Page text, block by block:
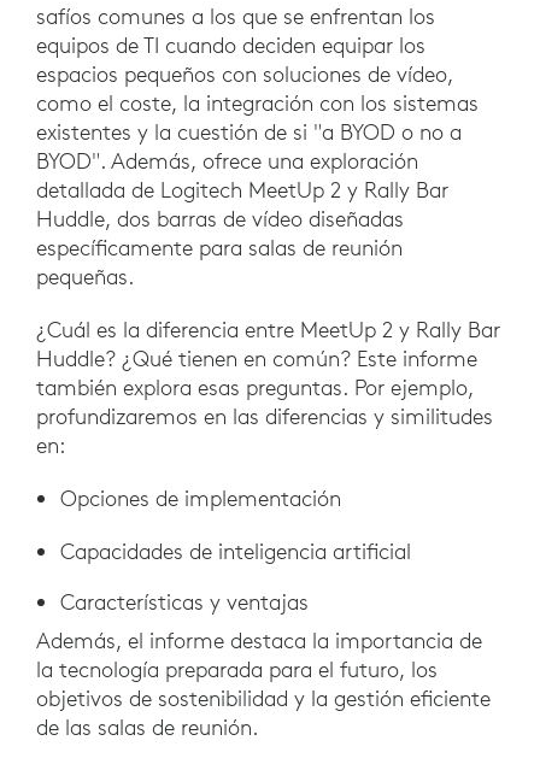
safíos comunes a los que se enfrentan los
equipos de TI cuando deciden equipar los
espacios pequeños con soluciones de vídeo,
como el coste, la integración con los sistemas
existentes y la cuestión de si "a BYOD o no a
BYOD". Además, ofrece una exploración
detallada de Logitech MeetUp 2 y Rally Bar
Huddle, dos barras de vídeo diseñadas
específicamente para salas de reunión
pequeñas.
¿Cuál es la diferencia entre MeetUp 2 y Rally Bar
Huddle? ¿Qué tienen en común? Este informe
también explora esas preguntas. Por ejemplo,
profundizaremos en las diferencias y similitudes
en:
Opciones de implementación
Capacidades de inteligencia artificial
Características y ventajas
Además, el informe destaca la importancia de
la tecnología preparada para el futuro, los
objetivos de sostenibilidad y la gestión eficiente
de las salas de reunión.